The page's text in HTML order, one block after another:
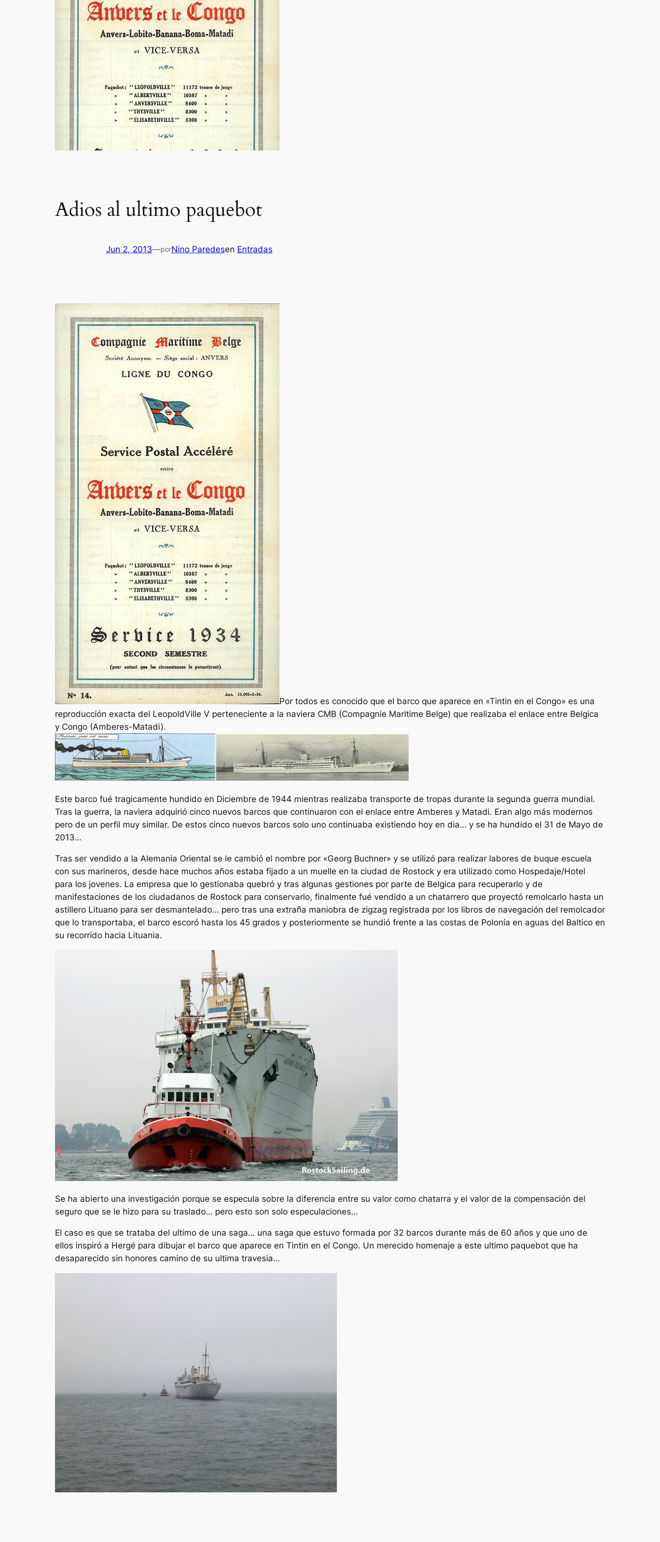
Adios al ultimo paquebot
Jun 2, 2013—porNino Paredesen Entradas
Por todos es conocido que el barco que aparece en «Tintin en el Congo» es una
reproducción exacta del LeopoldVille V perteneciente a la naviera CMB (Compagnie Maritime Belge) que realizaba el enlace entre Belgica
y Congo (Amberes-Matadi).
Este barco fué tragicamente hundido en Diciembre de 1944 mientras realizaba transporte de tropas durante la segunda guerra mundial.
Tras la guerra, la naviera adquirió cinco nuevos barcos que continuaron con el enlace entre Amberes y Matadi. Eran algo más modernos
pero de un perfil muy similar. De estos cinco nuevos barcos solo uno continuaba existiendo hoy en dia… y se ha hundido el 31 de Mayo de
2013…
Tras ser vendido a la Alemania Oriental se le cambió el nombre por «Georg Buchner» y se utilizó para realizar labores de buque escuela
con sus marineros, desde hace muchos años estaba fijado a un muelle en la ciudad de Rostock y era utilizado como Hospedaje/Hotel
para los jovenes. La empresa que lo gestionaba quebró y tras algunas gestiones por parte de Belgica para recuperarlo y de
manifestaciones de los ciudadanos de Rostock para conservarlo, finalmente fué vendido a un chatarrero que proyectó remolcarlo hasta un
astillero Lituano para ser desmantelado… pero tras una extraña maniobra de zigzag registrada por los libros de navegación del remolcador
que lo transportaba, el barco escoró hasta los 45 grados y posteriormente se hundió frente a las costas de Polonía en aguas del Baltico en
su recorrido hacia Lituania.
Se ha abierto una investigación porque se especula sobre la diferencia entre su valor como chatarra y el valor de la compensación del
seguro que se le hizo para su traslado… pero esto son solo especulaciones…
El caso es que se trataba del ultimo de una saga… una saga que estuvo formada por 32 barcos durante más de 60 años y que uno de
ellos inspiró a Hergé para dibujar el barco que aparece en Tintin en el Congo. Un merecido homenaje a este ultimo paquebot que ha
desaparecido sin honores camino de su ultima travesia…